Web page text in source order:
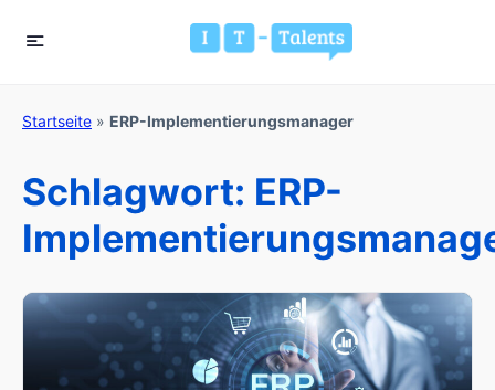
Startseite » ERP-Implementierungsmanager
Schlagwort: ERP-